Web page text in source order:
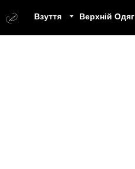
Взуття Верхній Одяг